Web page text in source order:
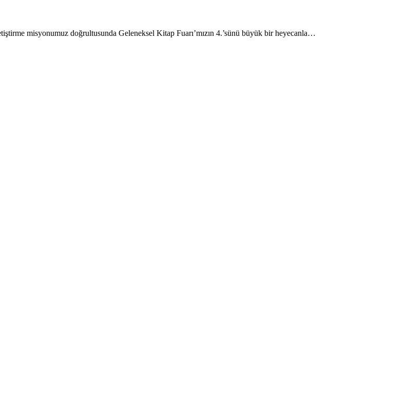
misyonumuz doğrultusunda Geleneksel Kitap Fuarı’mızın 4.’sünü büyük bir heyecanla…